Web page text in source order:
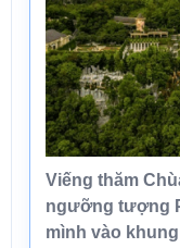
Viếng thăm
ngưỡng tượng
mình vào